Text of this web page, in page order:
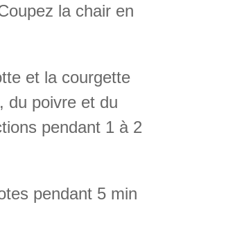
la chair en
et la courgette
du poivre et du
pendant 1 à 2
pendant 5 min